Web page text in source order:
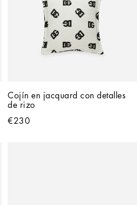
Cojín en jacquard con detalles
de rizo
€230